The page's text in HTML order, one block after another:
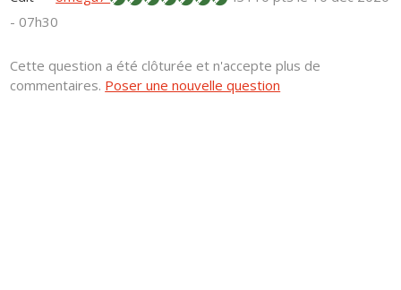
- 07h30
Cette question a été clôturée et n'accepte plus de
commentaires. Poser une nouvelle question